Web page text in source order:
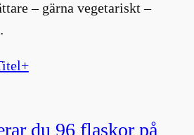
– gärna vegetariskt –
du 96 flaskor på